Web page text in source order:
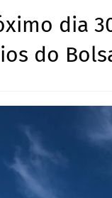
dia
do